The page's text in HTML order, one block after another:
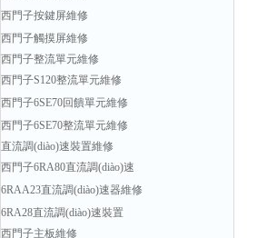
西門子按鍵屏維修
西門子觸摸屏維修
西門子整流單元維修
西門子S120整流單元維修
西門子6SE70回饋單元維修
西門子6SE70整流單元維修
直流調(diào)速裝置維修
西門子6RA80直流調(diào)速
6RAA23直流調(diào)速器維修
6RA28直流調(diào)速裝置
西門子主板維修